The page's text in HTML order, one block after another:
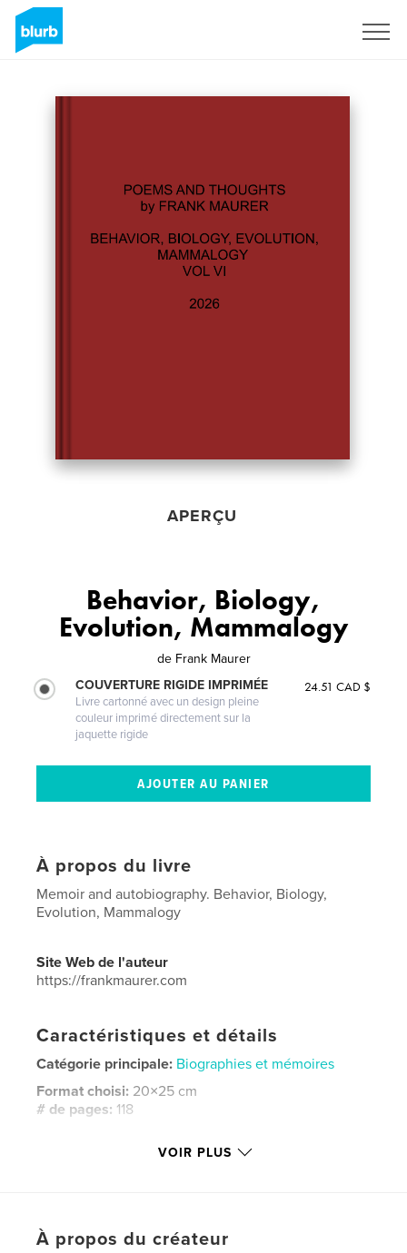
APERÇU
Behavior, Biology,
Evolution, Mammalogy
de Frank Maurer
COUVERTURE RIGIDE IMPRIMÉE
Livre cartonné avec un design pleine
couleur imprimé directement sur la
jaquette rigide
24.51 CAD $
À propos du livre
Memoir and autobiography. Behavior, Biology,
Evolution, Mammalogy
Site Web de l'auteur
https://frankmaurer.com
Caractéristiques et détails
Catégorie principale: Biographies et mémoires
Format choisi: 20×25 cm
# de pages: 118
Couverture rigide imprimée: 9798240679780
Mots-clés
VOIR PLUS
À propos du créateur